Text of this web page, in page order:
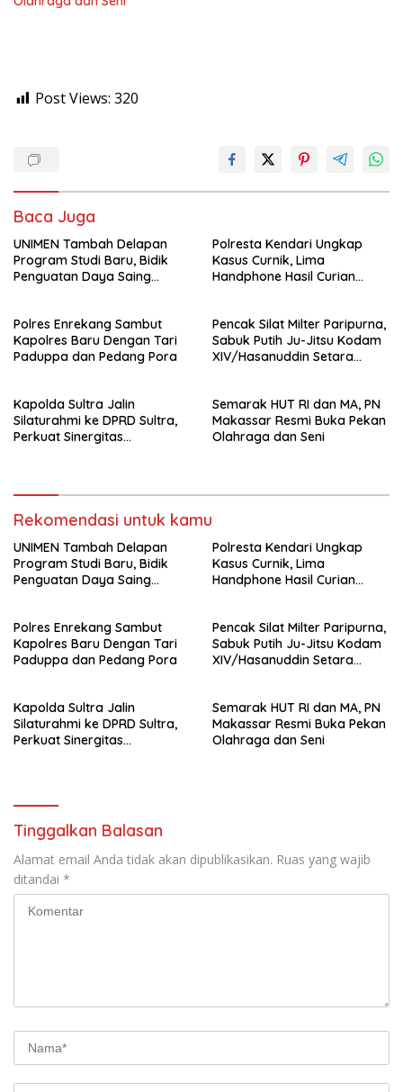
Post Views: 320
Baca Juga
UNIMEN Tambah Delapan
Program Studi Baru, Bidik
Penguatan Daya Saing
Polresta Kendari Ungkap
Kasus Curnik, Lima
Handphone Hasil Curian
Polres Enrekang Sambut
Kapolres Baru Dengan Tari
Paduppa dan Pedang Pora
Pencak Silat Milter Paripurna,
Sabuk Putih Ju-Jitsu Kodam
XIV/Hasanuddin Setara
Kapolda Sultra Jalin
Silaturahmi ke DPRD Sultra,
Perkuat Sinergitas
Semarak HUT RI dan MA, PN
Makassar Resmi Buka Pekan
Olahraga dan Seni
Rekomendasi untuk kamu
UNIMEN Tambah Delapan
Program Studi Baru, Bidik
Penguatan Daya Saing
Polresta Kendari Ungkap
Kasus Curnik, Lima
Handphone Hasil Curian
Polres Enrekang Sambut
Kapolres Baru Dengan Tari
Paduppa dan Pedang Pora
Pencak Silat Milter Paripurna,
Sabuk Putih Ju-Jitsu Kodam
XIV/Hasanuddin Setara
Kapolda Sultra Jalin
Silaturahmi ke DPRD Sultra,
Perkuat Sinergitas
Semarak HUT RI dan MA, PN
Makassar Resmi Buka Pekan
Olahraga dan Seni
Tinggalkan Balasan
Alamat email Anda tidak akan dipublikasikan. Ruas yang wajib
ditandai *